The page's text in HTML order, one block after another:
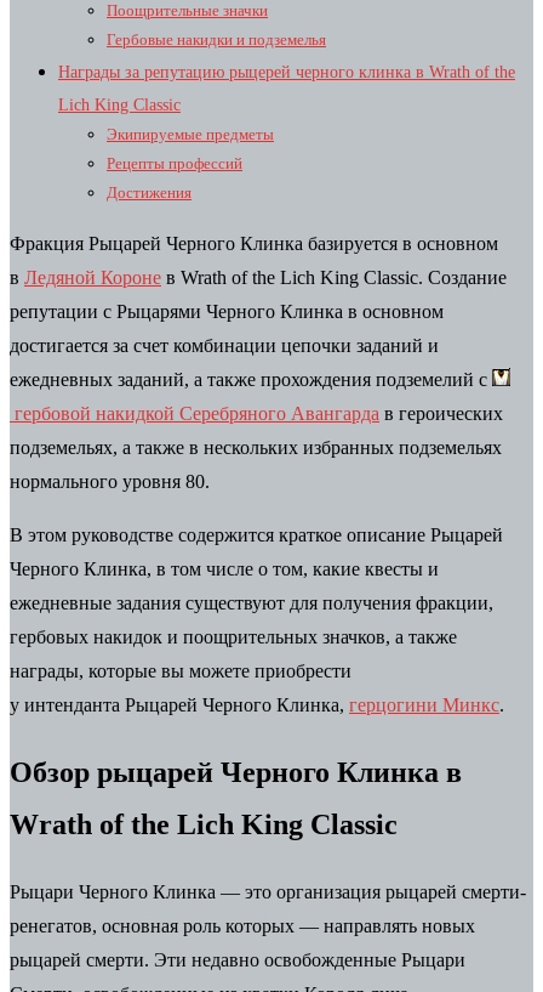
Поощрительные значки
Гербовые накидки и подземелья
Награды за репутацию рыцерей черного клинка в Wrath of the
Lich King Classic
Экипируемые предметы
Рецепты профессий
Достижения
Фракция Рыцарей Черного Клинка базируется в основном
в Ледяной Короне в Wrath of the Lich King Classic. Создание
репутации с Рыцарями Черного Клинка в основном
достигается за счет комбинации цепочки заданий и
ежедневных заданий, а также прохождения подземелий с
гербовой накидкой Серебряного Авангарда в героических
подземельях, а также в нескольких избранных подземельях
нормального уровня 80.
В этом руководстве содержится краткое описание Рыцарей
Черного Клинка, в том числе о том, какие квесты и
ежедневные задания существуют для получения фракции,
гербовых накидок и поощрительных значков, а также
награды, которые вы можете приобрести
у интенданта Рыцарей Черного Клинка, герцогини Минкс.
Обзор рыцарей Черного Клинка в
Wrath of the Lich King Classic
Рыцари Черного Клинка — это организация рыцарей смерти-
ренегатов, основная роль которых — направлять новых
рыцарей смерти. Эти недавно освобожденные Рыцари